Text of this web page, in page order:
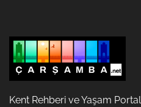
Kent Rehberi ve Yaşam